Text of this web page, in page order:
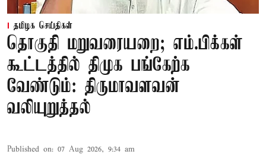
தமிழக செய்திகள்
தொகுதி மறுவரையறை; எம்.பிக்கள்
கூட்டத்தில் திமுக பங்கேற்க
வேண்டும்: திருமாவளவன்
வலியுறுத்தல்
Published on: 07 Aug 2026, 9:34 am